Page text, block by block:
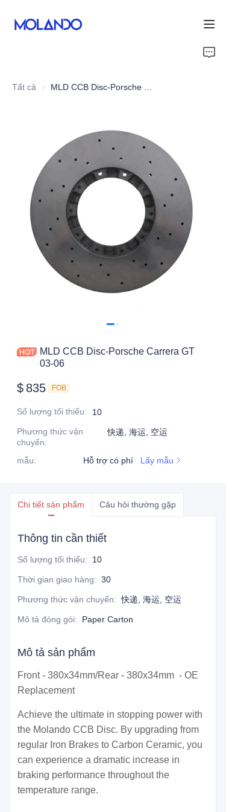
Tất cả MLD CCB Disc-Porsche Carrera GT 03-06
MLD CCB Disc-Porsche Carrera GT
03-06
$ 835 FOB
Số lượng tối thiểu:
10
Phương thức vận
chuyển:
快递, 海运, 空运
mẫu: Hỗ trợ có phí Lấy mẫu
Chi tiết sản phẩm Câu hỏi thường gặp
Thông tin cần thiết
Số lượng tối thiểu: 10
Thời gian giao hàng: 30
Phương thức vận chuyển: 快递, 海运, 空运
Mô tả đóng gói: Paper Carton
Mô tả sản phẩm
Front - 380x34mm/Rear - 380x34mm - OE
Replacement
Achieve the ultimate in stopping power with
the Molando CCB Disc. By upgrading from
regular Iron Brakes to Carbon Ceramic, you
can experience a dramatic increase in
braking performance throughout the
temperature range.
Giải pháp
Blog&News
Về Chúng Tôi